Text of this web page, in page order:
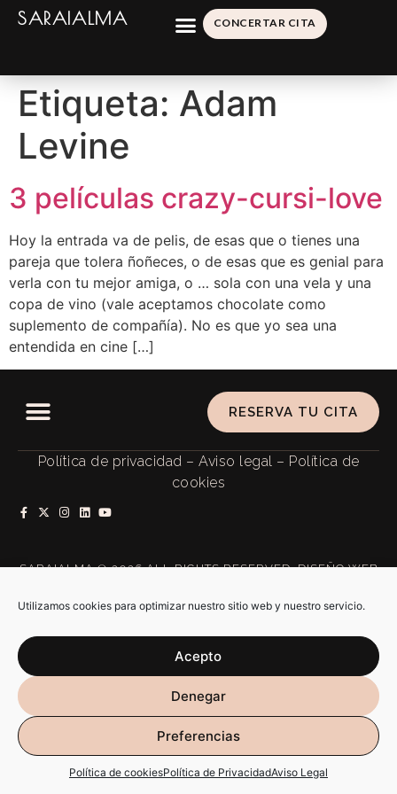
Utilizamos cookies para optimizar nuestro sitio web y nuestro servicio.
Acepto
Denegar
Preferencias
Política de cookiesPolítica de PrivacidadAviso Legal
SARAIALMA CONCERTAR CITA
Etiqueta: Adam
Levine
3 películas crazy-cursi-love
Hoy la entrada va de pelis, de esas que o tienes una
pareja que tolera ñoñeces, o de esas que es genial para
verla con tu mejor amiga, o … sola con una vela y una
copa de vino (vale aceptamos chocolate como
suplemento de compañía). No es que yo sea una
entendida en cine […]
RESERVA TU CITA
Política de privacidad – Aviso legal – Política de
cookies
SARAIALMA @ 2026 ALL RIGHTS RESERVED. DISEÑO WEB